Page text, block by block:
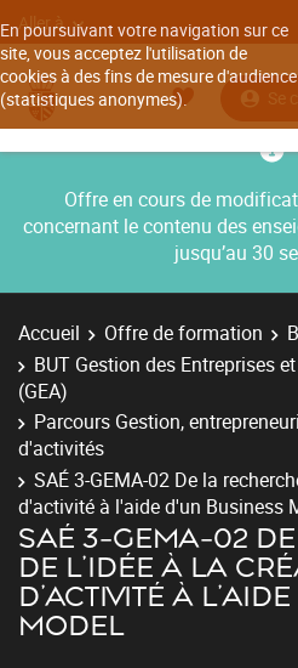
En poursuivant votre navigation sur ce
site, vous acceptez l'utilisation de
cookies à des fins de mesure d'audience
(statistiques anonymes).
Aller à
Se
Offre en cours de
concernant le contenu des
jusqu’au 30
Accueil Offre de formation
BUT Gestion des Entreprises
(GEA)
Parcours Gestion,
d'activités
SAÉ 3-GEMA-02 De la
d'activité à l'aide d'un Business
SAÉ 3-GEMA-02
DE L'IDÉE À LA
D'ACTIVITÉ À
MODEL